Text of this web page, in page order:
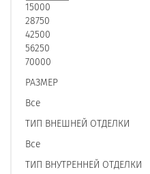
15000
28750
42500
56250
70000
РАЗМЕР
Все
ТИП ВНЕШНЕЙ ОТДЕЛКИ
Все
ТИП ВНУТРЕННЕЙ ОТДЕЛКИ